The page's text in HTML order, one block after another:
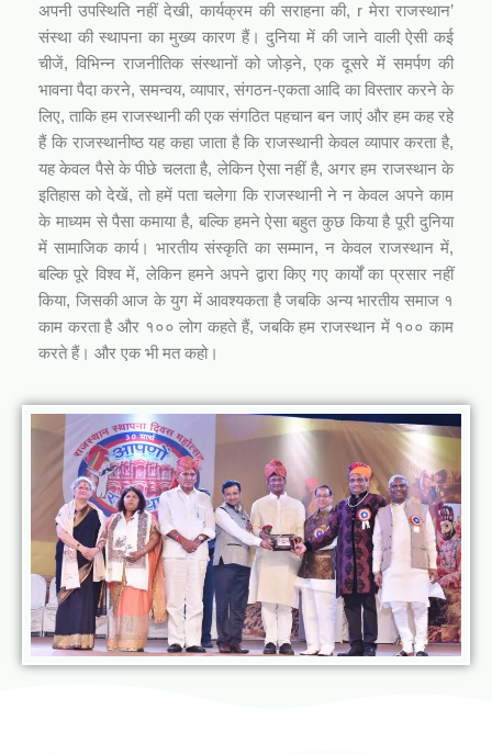
अपनी उपस्थिति नहीं देखी, कार्यक्रम की सराहना की, r मेरा राजस्थान’
संस्था की स्थापना का मुख्य कारण हैं। दुनिया में की जाने वाली ऐसी कई
चीजें, विभिन्न राजनीतिक संस्थानों को जोड़ने, एक दूसरे में समर्पण की
भावना पैदा करने, समन्वय, व्यापार, संगठन-एकता आदि का विस्तार करने के
लिए, ताकि हम राजस्थानी की एक संगठित पहचान बन जाएं और हम कह रहे
हैं कि राजस्थानीष्ठ यह कहा जाता है कि राजस्थानी केवल व्यापार करता है,
यह केवल पैसे के पीछे चलता है, लेकिन ऐसा नहीं है, अगर हम राजस्थान के
इतिहास को देखें, तो हमें पता चलेगा कि राजस्थानी ने न केवल अपने काम
के माध्यम से पैसा कमाया है, बल्कि हमने ऐसा बहुत कुछ किया है पूरी दुनिया
में सामाजिक कार्य। भारतीय संस्कृति का सम्मान, न केवल राजस्थान में,
बल्कि पूरे विश्व में, लेकिन हमने अपने द्वारा किए गए कार्यों का प्रसार नहीं
किया, जिसकी आज के युग में आवश्यकता है जबकि अन्य भारतीय समाज १
काम करता है और १०० लोग कहते हैं, जबकि हम राजस्थान में १०० काम
करते हैं। और एक भी मत कहो।